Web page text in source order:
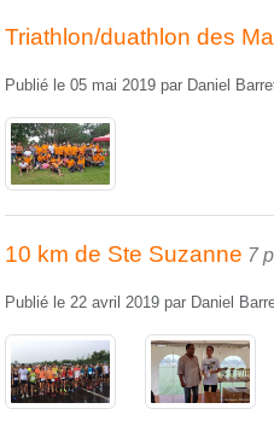
Triathlon/duathlon des
Publié le 05 mai 2019 par Daniel
10 km de Ste Suzanne 7
Publié le 22 avril 2019 par Daniel